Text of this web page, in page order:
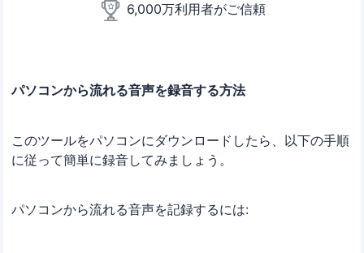
6,000万利用者がご信頼
パソコンから流れる音声を録音する方法
このツールをパソコンにダウンロードしたら、以下の手順
に従って簡単に録音してみましょう。
パソコンから流れる音声を記録するには: